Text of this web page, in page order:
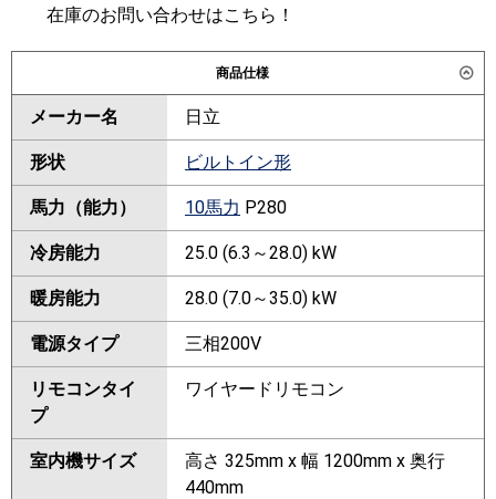
在庫のお問い合わせはこちら！
商品仕様
メーカー名 日立
形状 ビルトイン形
馬力（能力） 10馬力 P280
冷房能力 25.0 (6.3～28.0) kW
暖房能力 28.0 (7.0～35.0) kW
電源タイプ 三相200V
リモコンタイ
プ
ワイヤードリモコン
室内機サイズ
高さ 325mm x 幅 1200mm x 奥行
440mm